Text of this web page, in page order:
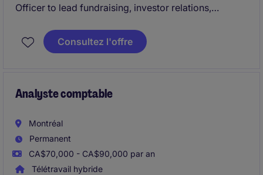
Officer to lead fundraising, investor relations,
Consultez l'offre
Analyste comptable
Montréal
Permanent
CA$70,000 - CA$90,000 par an
Télétravail hybride